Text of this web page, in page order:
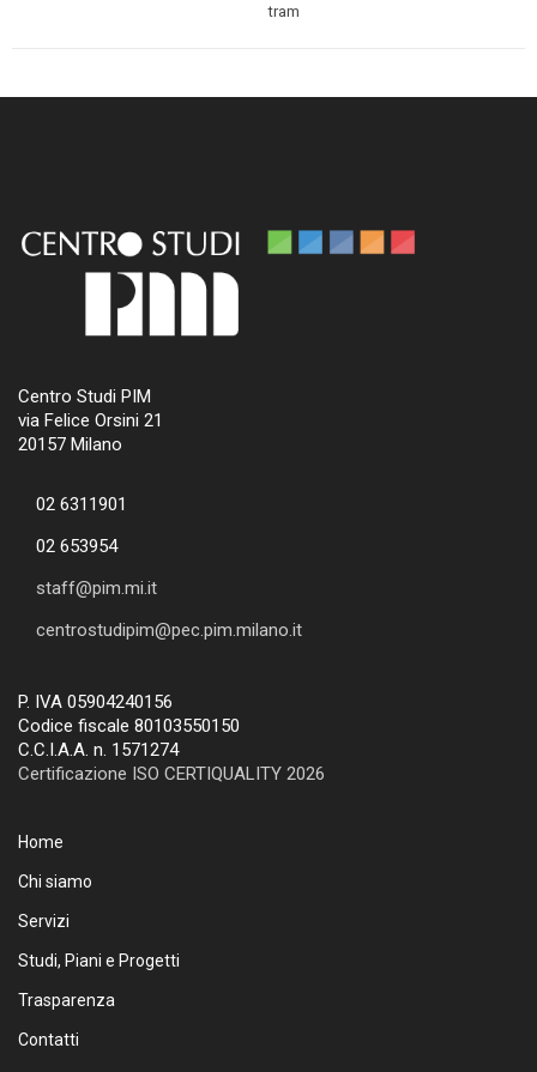
tram
Centro Studi PIM
via Felice Orsini 21
20157 Milano
02 6311901
02 653954
staff@pim.mi.it
centrostudipim@pec.pim.milano.it
P. IVA 05904240156
Codice fiscale 80103550150
C.C.I.A.A. n. 1571274
Certificazione ISO CERTIQUALITY 2026
Home
Chi siamo
Servizi
Studi, Piani e Progetti
Trasparenza
Contatti